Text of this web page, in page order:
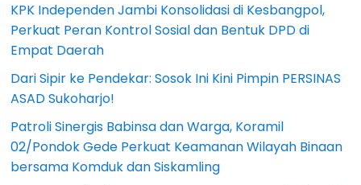
KPK Independen Jambi Konsolidasi di Kesbangpol,
Perkuat Peran Kontrol Sosial dan Bentuk DPD di
Empat Daerah
Dari Sipir ke Pendekar: Sosok Ini Kini Pimpin PERSINAS
ASAD Sukoharjo!
Patroli Sinergis Babinsa dan Warga, Koramil
02/Pondok Gede Perkuat Keamanan Wilayah Binaan
bersama Komduk dan Siskamling